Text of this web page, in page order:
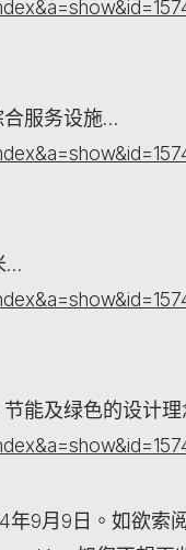
合服务设施…
…
能及绿色的设计
9月9日。如欲索